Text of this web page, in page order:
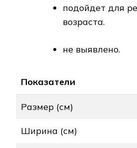
подойдет для
возраста.
не выявлено.
Показатели
Размер (см)
Ширина (см)